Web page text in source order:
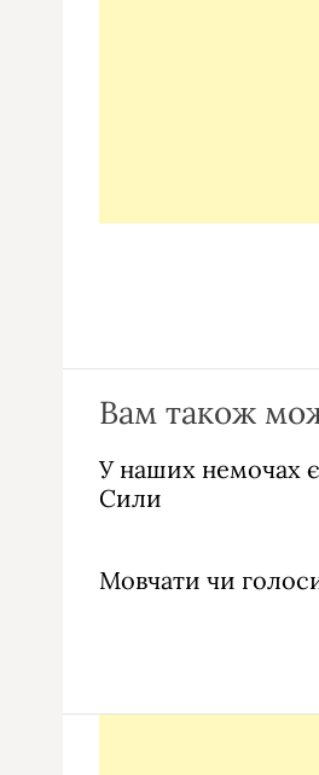
Вам також
У наших немочах
Сили
Мовчати чи